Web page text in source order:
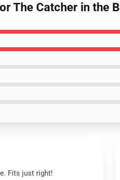
The Catcher in the
Fits just right!